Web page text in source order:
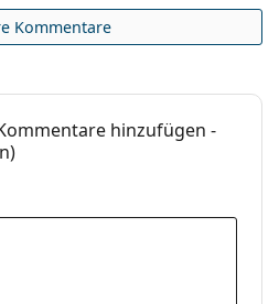
Kommentare
hinzufügen -